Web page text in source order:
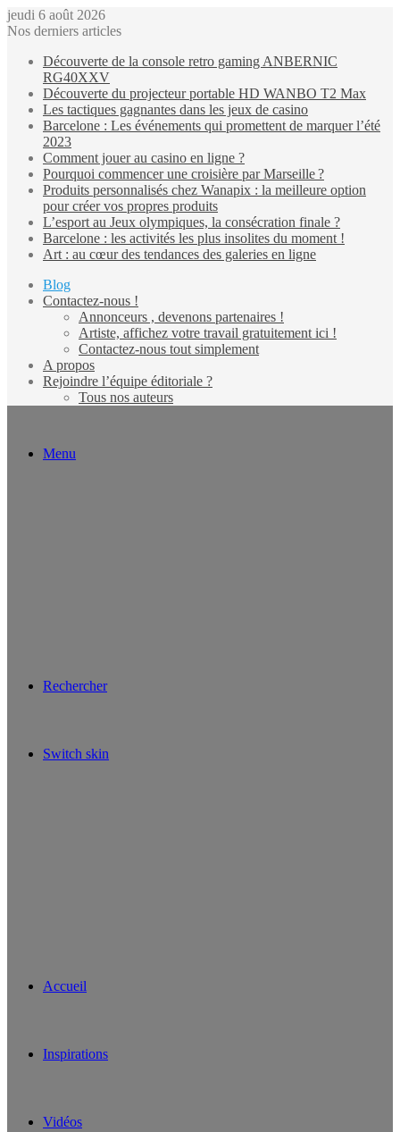
jeudi 6 août 2026
Nos derniers articles
Découverte de la console retro gaming ANBERNIC
RG40XXV
Découverte du projecteur portable HD WANBO T2 Max
Les tactiques gagnantes dans les jeux de casino
Barcelone : Les événements qui promettent de marquer l’été
2023
Comment jouer au casino en ligne ?
Pourquoi commencer une croisière par Marseille ?
Produits personnalisés chez Wanapix : la meilleure option
pour créer vos propres produits
L’esport au Jeux olympiques, la consécration finale ?
Barcelone : les activités les plus insolites du moment !
Art : au cœur des tendances des galeries en ligne
Blog
Contactez-nous !
Annonceurs , devenons partenaires !
Artiste, affichez votre travail gratuitement ici !
Contactez-nous tout simplement
A propos
Rejoindre l’équipe éditoriale ?
Tous nos auteurs
Menu
Rechercher
Switch skin
Accueil
Inspirations
Vidéos